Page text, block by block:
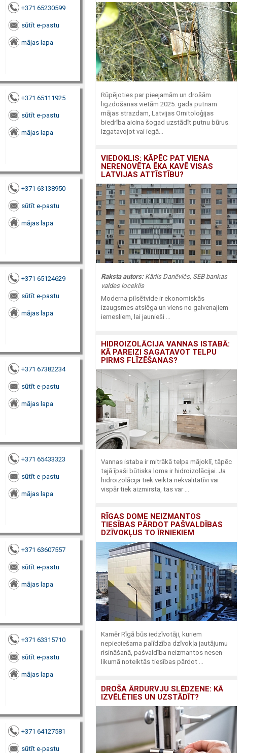
+371 65230599
sūtīt e-pastu
mājas lapa
+371 65111925
sūtīt e-pastu
mājas lapa
+371 63138950
sūtīt e-pastu
mājas lapa
+371 65124629
sūtīt e-pastu
mājas lapa
+371 67382234
sūtīt e-pastu
mājas lapa
+371 65433323
sūtīt e-pastu
mājas lapa
+371 63607557
sūtīt e-pastu
mājas lapa
+371 63315710
sūtīt e-pastu
mājas lapa
+371 64127581
sūtīt e-pastu
Rūpējoties par pieejamām un drošām
ligzdošanas vietām 2025. gada putnam
mājas strazdam, Latvijas Ornitoloģijas
biedrība aicina šogad uzstādīt putnu būrus.
Izgatavojot vai iegā...
VIEDOKLIS: KĀPĒC PAT VIENA
NERENOVĒTA ĒKA KAVĒ VISAS
LATVIJAS ATTĪSTĪBU?
Raksta autors:Kārlis Danēvičs, SEB bankas
valdes loceklis
Moderna pilsētvide ir ekonomiskās
izaugsmes atslēga un viens no galvenajiem
iemesliem, lai jaunieši ...
HIDROIZOLĀCIJA VANNAS ISTABĀ:
KĀ PAREIZI SAGATAVOT TELPU
PIRMS FLĪZĒŠANAS?
Vannas istaba ir mitrākā telpa mājoklī, tāpēc
tajā īpaši būtiska loma ir hidroizolācijai. Ja
hidroizolācija tiek veikta nekvalitatīvi vai
vispār tiek aizmirsta, tas var ...
RĪGAS DOME NEIZMANTOS
TIESĪBAS PĀRDOT PAŠVALDĪBAS
DZĪVOKĻUS TO ĪRNIEKIEM
Kamēr Rīgā būs iedzīvotāji, kuriem
nepieciešama palīdzība dzīvokļa jautājumu
risināšanā, pašvaldība neizmantos nesen
likumā noteiktās tiesības pārdot ...
DROŠA ĀRDURVJU SLĒDZENE: KĀ
IZVĒLĒTIES UN UZSTĀDĪT?